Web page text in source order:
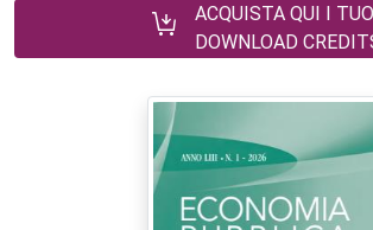
ACQUISTA QUI I
DOWNLOAD